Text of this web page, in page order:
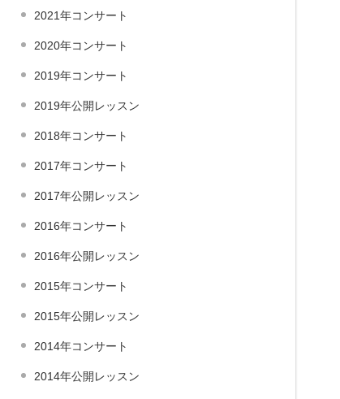
2021年コンサート
2020年コンサート
2019年コンサート
2019年公開レッスン
2018年コンサート
2017年コンサート
2017年公開レッスン
2016年コンサート
2016年公開レッスン
2015年コンサート
2015年公開レッスン
2014年コンサート
2014年公開レッスン